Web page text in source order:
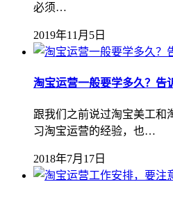
必须…
2019年11月5日
淘宝运营一般要学多久？告
跟我们之前说过淘宝美工和
习淘宝运营的经验，也…
2018年7月17日